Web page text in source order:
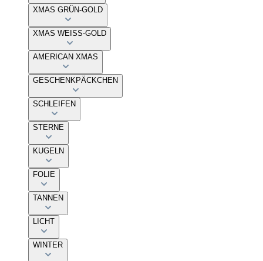
XMAS GRÜN-GOLD
XMAS WEISS-GOLD
AMERICAN XMAS
GESCHENKPÄCKCHEN
SCHLEIFEN
STERNE
KUGELN
FOLIE
TANNEN
LICHT
WINTER